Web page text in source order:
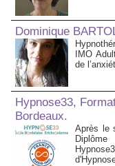
Dominique
IMO
de
Hypnose33,
Bordeaux.
Après le